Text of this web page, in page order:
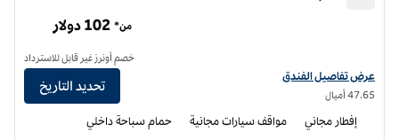
عرض تفاصيل الفندق أجنحة هوم تو من هيلتون شامبين / أوربانا
عرض تفاصيل الفندق
47.65 أميال
من* 102 دولار
خصم أونرز غير قابل للاسترداد
تحديد التاريخ
إفطار مجاني مواقف سيارات مجانية حمام سباحة داخلي